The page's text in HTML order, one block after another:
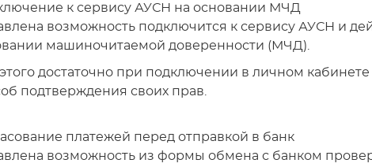
к сервису АУСН на основании МЧД
возможность подключится к сервису АУСН и
машиночитаемой доверенности (МЧД).
достаточно при подключении в личном
подтверждения своих прав.
платежей перед отправкой в банк
возможность из формы обмена с банком